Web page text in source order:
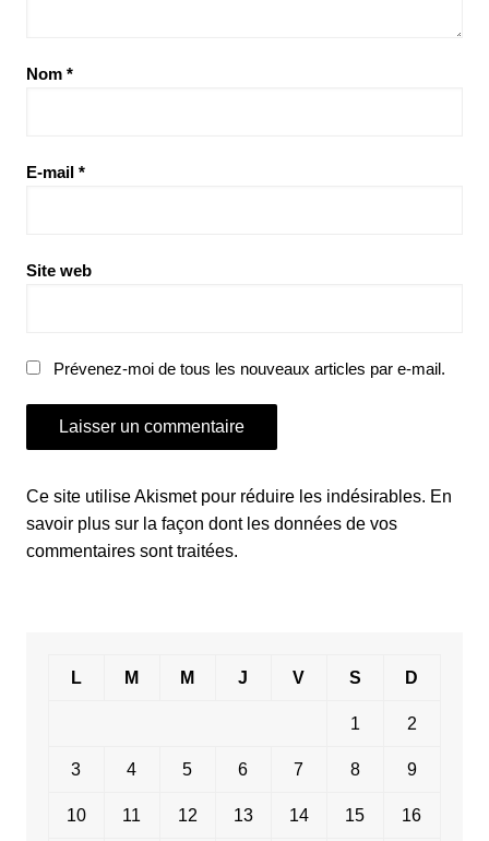
Nom *
E-mail *
Site web
Prévenez-moi de tous les nouveaux articles par e-mail.
Ce site utilise Akismet pour réduire les indésirables. En
savoir plus sur la façon dont les données de vos
commentaires sont traitées.
L M M J V S D
1 2
3 4 5 6 7 8 9
10 11 12 13 14 15 16